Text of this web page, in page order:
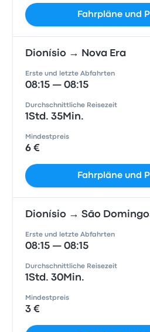
Fahrpläne und
Dionísio → Nova Era
Erste und letzte Abfahrten
08:15 — 08:15
Durchschnittliche Reisezeit
1Std. 35Min.
Mindestpreis
6 €
Fahrpläne und
Dionísio → São
Erste und letzte Abfahrten
08:15 — 08:15
Durchschnittliche Reisezeit
1Std. 30Min.
Mindestpreis
3 €